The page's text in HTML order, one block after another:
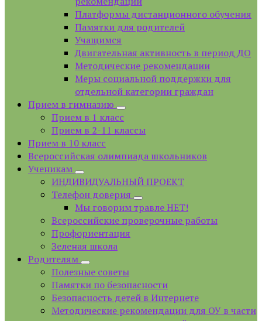
Платформы дистанционного обучения
Памятки для родителей
Учащимся
Двигательная активность в период ДО
Методические рекомендации
Меры социальной поддержки для
отдельной категории граждан
Прием в гимназию
Прием в 1 класс
Прием в 2-11 классы
Прием в 10 класс
Всероссийская олимпиада школьников
Ученикам
ИНДИВИДУАЛЬНЫЙ ПРОЕКТ
Телефон доверия
Мы говорим травле НЕТ!
Всероссийские проверочные работы
Профориентация
Зеленая школа
Родителям
Полезные советы
Памятки по безопасности
Безопасность детей в Интернете
Методические рекомендации для ОУ в части